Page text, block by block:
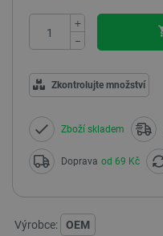
+
−
Zkontrolujte množství
Zboží skladem
Doprava od 69 Kč
Výrobce: OEM